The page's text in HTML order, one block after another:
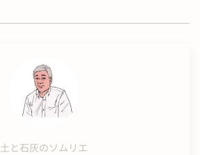
土と石灰のソムリエ